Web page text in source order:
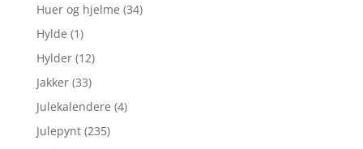
Huer og hjelme (34)
Hylde (1)
Hylder (12)
Jakker (33)
Julekalendere (4)
Julepynt (235)